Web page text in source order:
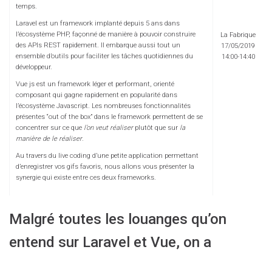
temps.
Laravel est un framework implanté depuis 5 ans dans
l’écosystème PHP, façonné de manière à pouvoir construire
des APIs REST rapidement. Il embarque aussi tout un
ensemble d’outils pour faciliter les tâches quotidiennes du
développeur.
Vue js est un framework léger et performant, orienté
composant qui gagne rapidement en popularité dans
l’écosystème Javascript. Les nombreuses fonctionnalités
présentes “out of the box” dans le framework permettent de se
concentrer sur ce que l’on veut réaliserplutôt que sur la
manière de le réaliser.
Au travers du live coding d’une petite application permettant
d’enregistrer vos gifs favoris, nous allons vous présenter la
synergie qui existe entre ces deux frameworks.
La Fabrique
17/05/2019
14:00-14:40
Malgré toutes les louanges qu’on
entend sur Laravel et Vue, on a